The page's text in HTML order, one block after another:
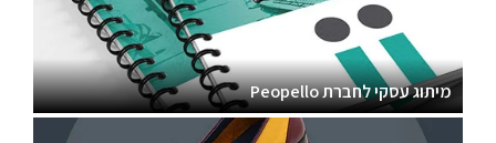
מיתוג עסקי לחברת Peopello